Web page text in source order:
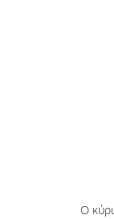
Ο